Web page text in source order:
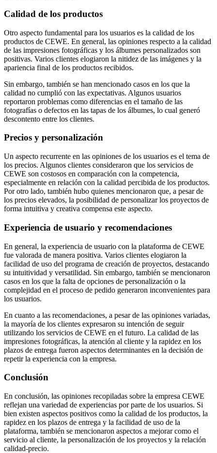
Calidad de los productos
Otro aspecto fundamental para los usuarios es la calidad de los
productos de CEWE. En general, las opiniones respecto a la calidad
de las impresiones fotográficas y los álbumes personalizados son
positivas. Varios clientes elogiaron la nitidez de las imágenes y la
apariencia final de los productos recibidos.
Sin embargo, también se han mencionado casos en los que la
calidad no cumplió con las expectativas. Algunos usuarios
reportaron problemas como diferencias en el tamaño de las
fotografías o defectos en las tapas de los álbumes, lo cual generó
descontento entre los clientes.
Precios y personalización
Un aspecto recurrente en las opiniones de los usuarios es el tema de
los precios. Algunos clientes consideraron que los servicios de
CEWE son costosos en comparación con la competencia,
especialmente en relación con la calidad percibida de los productos.
Por otro lado, también hubo quienes mencionaron que, a pesar de
los precios elevados, la posibilidad de personalizar los proyectos de
forma intuitiva y creativa compensa este aspecto.
Experiencia de usuario y recomendaciones
En general, la experiencia de usuario con la plataforma de CEWE
fue valorada de manera positiva. Varios clientes elogiaron la
facilidad de uso del programa de creación de proyectos, destacando
su intuitividad y versatilidad. Sin embargo, también se mencionaron
casos en los que la falta de opciones de personalización o la
complejidad en el proceso de pedido generaron inconvenientes para
los usuarios.
En cuanto a las recomendaciones, a pesar de las opiniones variadas,
la mayoría de los clientes expresaron su intención de seguir
utilizando los servicios de CEWE en el futuro. La calidad de las
impresiones fotográficas, la atención al cliente y la rapidez en los
plazos de entrega fueron aspectos determinantes en la decisión de
repetir la experiencia con la empresa.
Conclusión
En conclusión, las opiniones recopiladas sobre la empresa CEWE
reflejan una variedad de experiencias por parte de los usuarios. Si
bien existen aspectos positivos como la calidad de los productos, la
rapidez en los plazos de entrega y la facilidad de uso de la
plataforma, también se mencionaron aspectos a mejorar como el
servicio al cliente, la personalización de los proyectos y la relación
calidad-precio.